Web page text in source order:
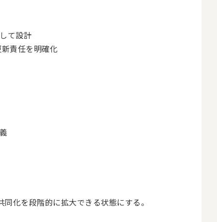
て設計
責任を明確化
化を段階的に拡大できる状態にする。